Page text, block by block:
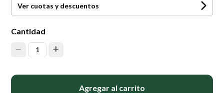
Ver cuotas y descuentos
Cantidad
1
Agregar al carrito